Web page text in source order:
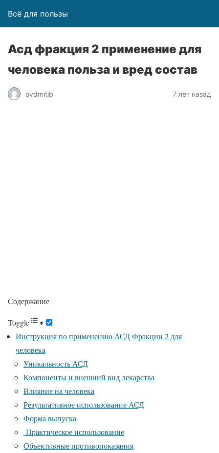
Всё для пользы
Асд фракция 2 применение для
человека польза и вред состав
ovdmitjb 7 лет назад
Содержание
Toggle
Инструкция по применению АСД Фракции 2 для
человека
Уникальность АСД
Компоненты и внешний вид лекарства
Влияние на человека
Результативное использование АСД
Форма выпуска
Практическое использование
Объективные противопоказания